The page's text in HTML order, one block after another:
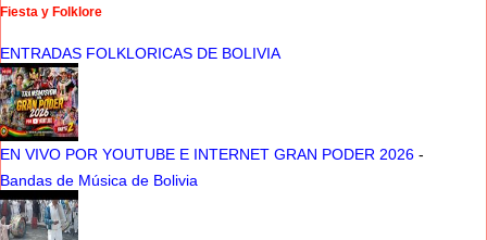
Fiesta y Folklore
ENTRADAS FOLKLORICAS DE BOLIVIA
EN VIVO POR YOUTUBE E INTERNET GRAN PODER 2026 -
Bandas de Música de Bolivia